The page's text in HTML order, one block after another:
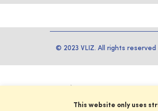
© 2023 VLIZ. All rights reserved
This website only uses